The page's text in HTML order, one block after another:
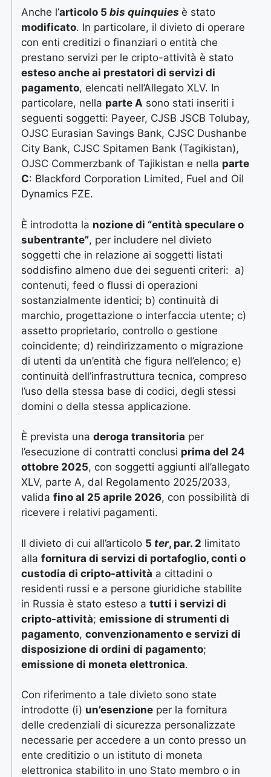
Anche l’articolo 5 bis quinquies è stato
modificato. In particolare, il divieto di operare
con enti creditizi o finanziari o entità che
prestano servizi per le cripto-attività è stato
esteso anche ai prestatori di servizi di
pagamento, elencati nell’Allegato XLV. In
particolare, nella parte A sono stati inseriti i
seguenti soggetti: Payeer, CJSB JSCB Tolubay,
OJSC Eurasian Savings Bank, CJSC Dushanbe
City Bank, CJSC Spitamen Bank (Tagikistan),
OJSC Commerzbank of Tajikistan e nella parte
C: Blackford Corporation Limited, Fuel and Oil
Dynamics FZE.
È introdotta la nozione di “entità speculare o
subentrante”, per includere nel divieto
soggetti che in relazione ai soggetti listati
soddisfino almeno due dei seguenti criteri: a)
contenuti, feed o flussi di operazioni
sostanzialmente identici; b) continuità di
marchio, progettazione o interfaccia utente; c)
assetto proprietario, controllo o gestione
coincidente; d) reindirizzamento o migrazione
di utenti da un’entità che figura nell’elenco; e)
continuità dell’infrastruttura tecnica, compreso
l’uso della stessa base di codici, degli stessi
domini o della stessa applicazione.
È prevista una deroga transitoria per
l’esecuzione di contratti conclusi prima del 24
ottobre 2025, con soggetti aggiunti all’allegato
XLV, parte A, dal Regolamento 2025/2033,
valida fino al 25 aprile 2026, con possibilità di
ricevere i relativi pagamenti.
Il divieto di cui all’articolo 5 ter, par. 2 limitato
alla fornitura di servizi di portafoglio, conti o
custodia di cripto-attività a cittadini o
residenti russi e a persone giuridiche stabilite
in Russia è stato esteso a tutti i servizi di
cripto-attività; emissione di strumenti di
pagamento, convenzionamento e servizi di
disposizione di ordini di pagamento;
emissione di moneta elettronica.
Con riferimento a tale divieto sono state
introdotte (i) un’esenzione per la fornitura
delle credenziali di sicurezza personalizzate
necessarie per accedere a un conto presso un
ente creditizio o un istituto di moneta
elettronica stabilito in uno Stato membro o in